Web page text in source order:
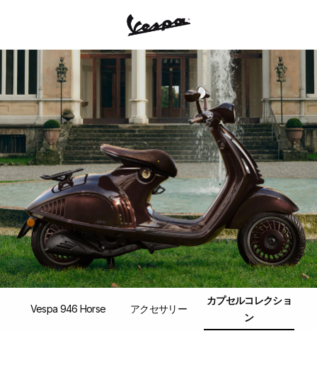
メインコンテンツへ
Vespa 946 Horse アクセサリー
カプセルコレクショ
ン